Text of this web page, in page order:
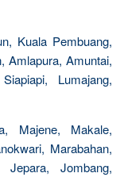
Kuala Pembuang,
Amlapura, Amuntai,
Lumajang,
Majene, Makale,
Marabahan,
Jepara, Jombang,